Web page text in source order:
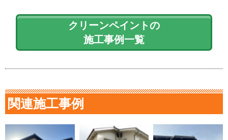
クリーンペイントの
施工事例一覧
関連施工事例